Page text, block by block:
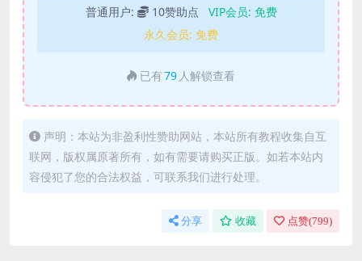
普通用户: 10赞助点 VIP会员: 免费
永久会员: 免费
已有79 人解锁查看
声明：本站为非盈利性赞助网站，本站所有教程收集自互
联网，版权属原著所有，如有需要请购买正版。如若本站内
容侵犯了您的合法权益，可联系我们进行处理。
分享 收藏 点赞(799)